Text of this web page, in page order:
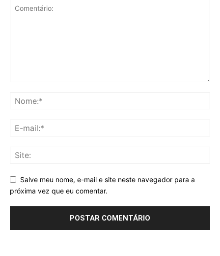
Salve meu nome, e-mail e site neste navegador para a
próxima vez que eu comentar.